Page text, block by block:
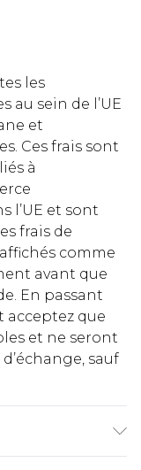
les
au sein de l’UE
et
Ces frais sont
à
l’UE et sont
frais de
comme
avant que
En passant
acceptez que
et ne seront
sauf